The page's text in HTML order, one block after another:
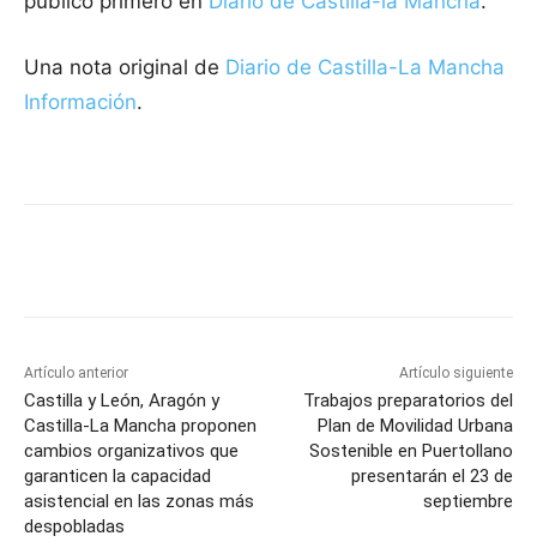
Una nota original de Diario de Castilla-La Mancha
Información.
Artículo anterior
Castilla y León, Aragón y
Castilla-La Mancha proponen
cambios organizativos que
garanticen la capacidad
asistencial en las zonas más
despobladas
Artículo siguiente
Trabajos preparatorios del
Plan de Movilidad Urbana
Sostenible en Puertollano
presentarán el 23 de
septiembre